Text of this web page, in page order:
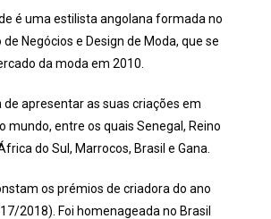
é uma estilista angolana formada no
de Negócios e Design de Moda, que se
da moda em 2010.
de apresentar as suas criações em
mundo, entre os quais Senegal, Reino
do Sul, Marrocos, Brasil e Gana.
os prémios de criadora do ano
2018). Foi homenageada no Brasil